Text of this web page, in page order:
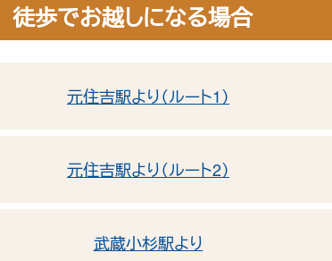
徒歩でお越しになる場合
元住吉駅より（ルート1）
元住吉駅より（ルート2）
武蔵小杉駅より